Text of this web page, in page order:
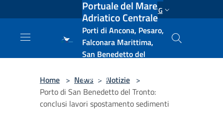
Salta al contenuto principale ENG
Portuale del Mare
Adriatico Centrale
Porti di Ancona, Pesaro,
Falconara Marittima,
San Benedetto del
e Vasto
Home > News > Notizie >
Porto di San Benedetto del Tronto:
conclusi lavori spostamento sedimenti